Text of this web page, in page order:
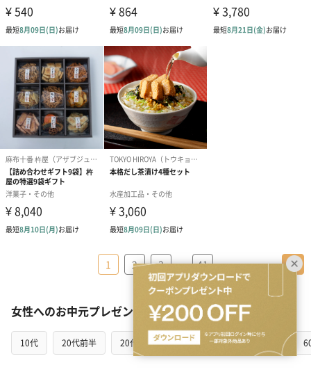
1 2 3 … 41 ＞
女性へのお中元プレゼントを贈る相手の年代から探す
10代 20代前半 20代後半 30代 40代